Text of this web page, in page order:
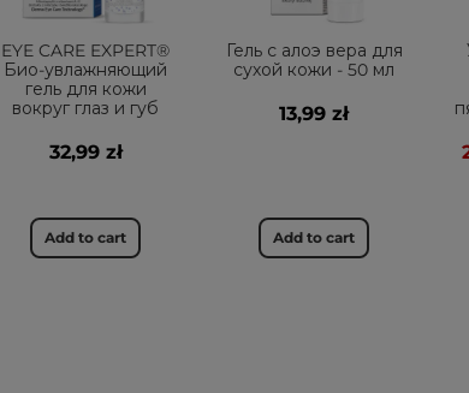
EYE CARE EXPERT®
Био-увлажняющий
гель для кожи
вокруг глаз и губ
32,99 zł
Add to cart
Гель с алоэ вера для
сухой кожи - 50 мл
13,99 zł
Add to cart